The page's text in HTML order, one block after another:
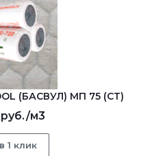
(БАСВУЛ) МП 75 (СТ)
/м3
1 клик